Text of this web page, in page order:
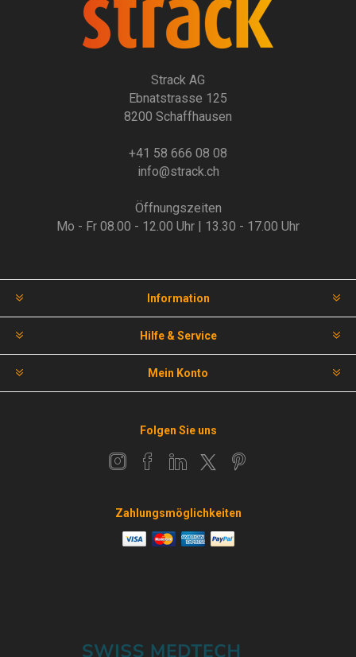
Strack AG
Ebnatstrasse 125
8200 Schaffhausen
+41 58 666 08 08
info@strack.ch
Öffnungszeiten
Mo - Fr 08.00 - 12.00 Uhr | 13.30 - 17.00 Uhr
Information
Hilfe & Service
Mein Konto
Folgen Sie uns
Zahlungsmöglichkeiten